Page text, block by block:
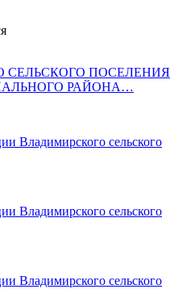
СЕЛЬСКОГО ПОСЕЛЕНИЯ
РАЙОНА…
Владимирского сельского
Владимирского сельского
Владимирского сельского